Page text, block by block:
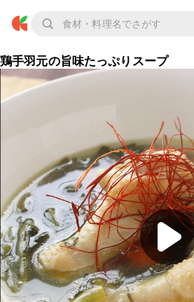
鶏手羽元の旨味たっぷりスープ